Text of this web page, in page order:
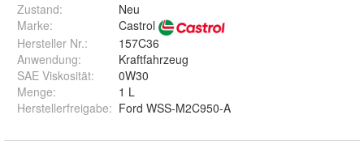
Zustand:
Neu
Marke:
Castrol
Hersteller Nr.:
157C36
Anwendung:
Kraftfahrzeug
SAE Viskosität:
0W30
Menge:
1 L
Herstellerfreigabe: Ford WSS-M2C950-A